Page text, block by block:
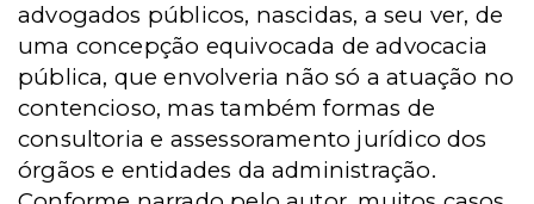
advogados públicos, nascidas, a seu ver, de
uma concepção equivocada de advocacia
pública, que envolveria não só a atuação no
contencioso, mas também formas de
consultoria e assessoramento jurídico dos
órgãos e entidades da administração.